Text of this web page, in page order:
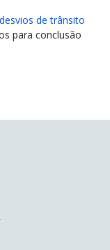
de trânsito
para conclusão